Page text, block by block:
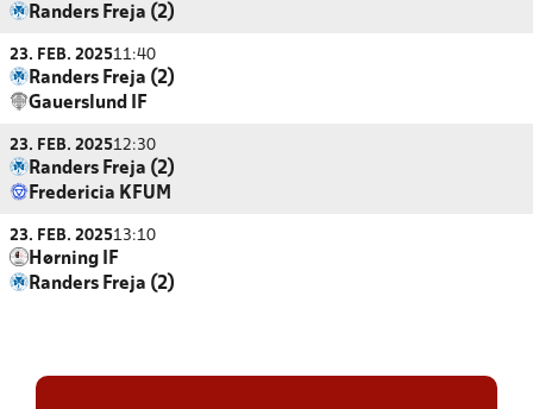
Randers Freja (2)
23. FEB. 202511:40
Randers Freja (2)
Gauerslund IF
23. FEB. 202512:30
Randers Freja (2)
Fredericia KFUM
23. FEB. 202513:10
Hørning IF
Randers Freja (2)